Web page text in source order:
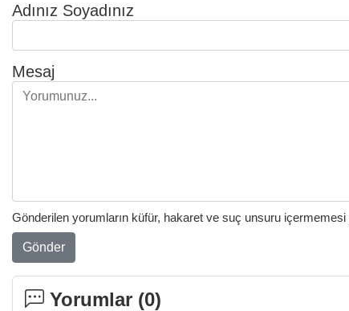
Adınız Soyadınız
Mesaj
Gönderilen yorumların küfür, hakaret ve suç unsuru içermemesi
Gönder
Yorumlar (0)